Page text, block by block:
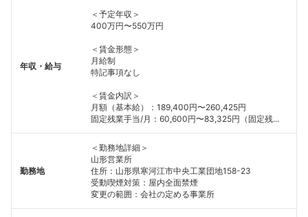
年収・給与
＜予定年収＞
400万円〜550万円
＜賃金形態＞
月給制
特記事項なし
＜賃金内訳＞
月額（基本給）：189,400円〜260,425円
固定残業手当/月：60,600円〜83,325円（固定残...
勤務地
＜勤務地詳細＞
山形営業所
住所：山形県寒河江市中央工業団地158-23
受動喫煙対策：屋内全面禁煙
変更の範囲：会社の定める事業所